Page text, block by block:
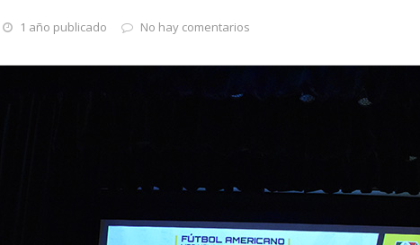
1 año publicado No hay comentarios